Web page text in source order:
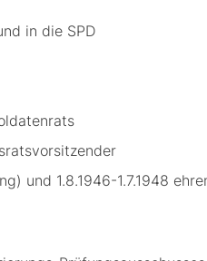
in die SPD
und 1.8.1946-1.7.1948